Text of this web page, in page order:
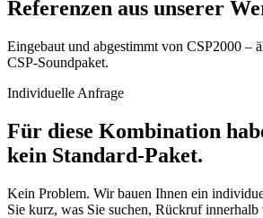
Referenzen aus unserer
Eingebaut und abgestimmt von CSP2000 –
CSP-Soundpaket.
Individuelle Anfrage
Für diese Kombination
kein Standard-Paket.
Kein Problem. Wir bauen Ihnen ein
Sie kurz, was Sie suchen, Rückruf innerhalb